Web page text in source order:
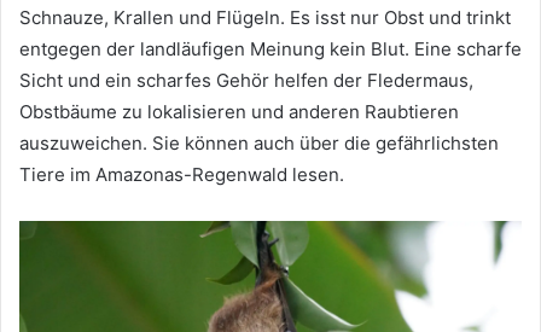
Schnauze, Krallen und Flügeln. Es isst nur Obst und trinkt
entgegen der landläufigen Meinung kein Blut. Eine scharfe
Sicht und ein scharfes Gehör helfen der Fledermaus,
Obstbäume zu lokalisieren und anderen Raubtieren
auszuweichen. Sie können auch über die gefährlichsten
Tiere im Amazonas-Regenwald lesen.